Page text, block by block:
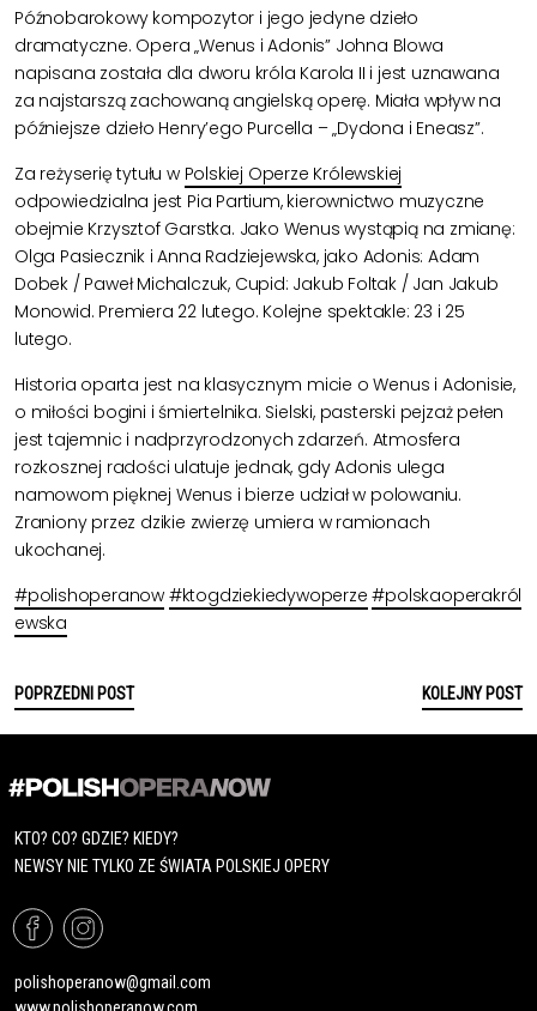
Późnobarokowy kompozytor i jego jedyne dzieło
dramatyczne. Opera „Wenus i Adonis” Johna Blowa
napisana została dla dworu króla Karola II i jest uznawana
za najstarszą zachowaną angielską operę. Miała wpływ na
późniejsze dzieło Henry’ego Purcella – „Dydona i Eneasz”.
Za reżyserię tytułu w Polskiej Operze Królewskiej
odpowiedzialna jest Pia Partium, kierownictwo muzyczne
obejmie Krzysztof Garstka. Jako Wenus wystąpią na zmianę:
Olga Pasiecznik i Anna Radziejewska, jako Adonis: Adam
Dobek / Paweł Michalczuk, Cupid: Jakub Foltak / Jan Jakub
Monowid. Premiera 22 lutego. Kolejne spektakle: 23 i 25
lutego.
Historia oparta jest na klasycznym micie o Wenus i Adonisie,
o miłości bogini i śmiertelnika. Sielski, pasterski pejzaż pełen
jest tajemnic i nadprzyrodzonych zdarzeń. Atmosfera
rozkosznej radości ulatuje jednak, gdy Adonis ulega
namowom pięknej Wenus i bierze udział w polowaniu.
Zraniony przez dzikie zwierzę umiera w ramionach
ukochanej.
#polishoperanow #ktogdziekiedywoperze #polskaoperakról
ewska
POPRZEDNI POST KOLEJNY POST
KTO? CO? GDZIE? KIEDY?
NEWSY NIE TYLKO ZE ŚWIATA POLSKIEJ OPERY
polishoperanow@gmail.com
www.polishoperanow.com